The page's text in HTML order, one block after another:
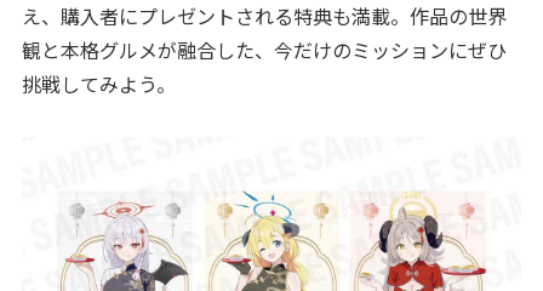
え、購入者にプレゼントされる特典も満載。作品の世界
観と本格グルメが融合した、今だけのミッションにぜひ
挑戦してみよう。